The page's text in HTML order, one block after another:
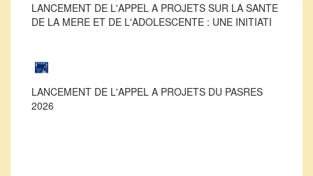
LANCEMENT DE L'APPEL A PROJETS SUR LA SANTE
DE LA MERE ET DE L'ADOLESCENTE : UNE INITIATI
LANCEMENT DE L'APPEL A PROJETS DU PASRES
2026